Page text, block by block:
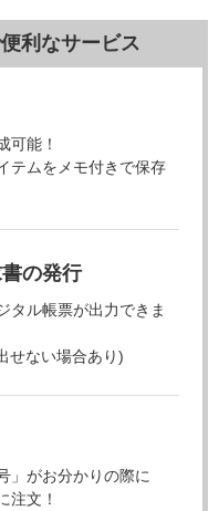
利なサービス
可能！
テムをメモ付きで保存
の発行
タル帳票が出力できま
せない場合あり)
」がお分かりの際に
注文！